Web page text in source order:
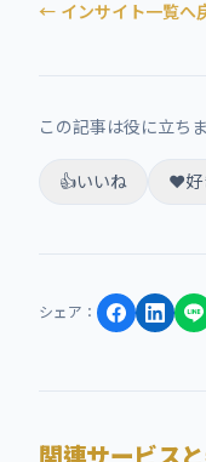
← インサイト一覧へ
この記事は役に立ち
👍いいね ❤️好
シェア ：